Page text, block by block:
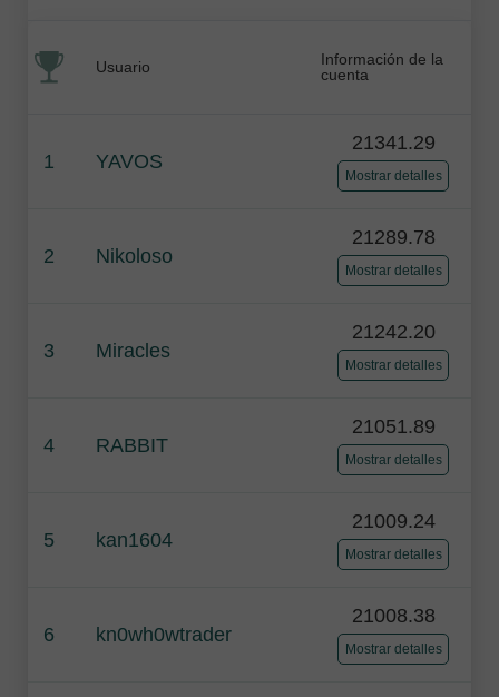
Usuario
Información de la
cuenta
1 YAVOS
21341.29
Mostrar detalles
2 Nikoloso
21289.78
Mostrar detalles
3 Miracles
21242.20
Mostrar detalles
4 RABBIT
21051.89
Mostrar detalles
5 kan1604
21009.24
Mostrar detalles
6 kn0wh0wtrader
21008.38
Mostrar detalles